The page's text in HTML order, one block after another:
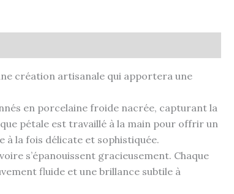
création artisanale qui apportera une
en porcelaine froide nacrée, capturant la
pétale est travaillé à la main pour offrir un
la fois délicate et sophistiquée.
s’épanouissent gracieusement. Chaque
fluide et une brillance subtile à